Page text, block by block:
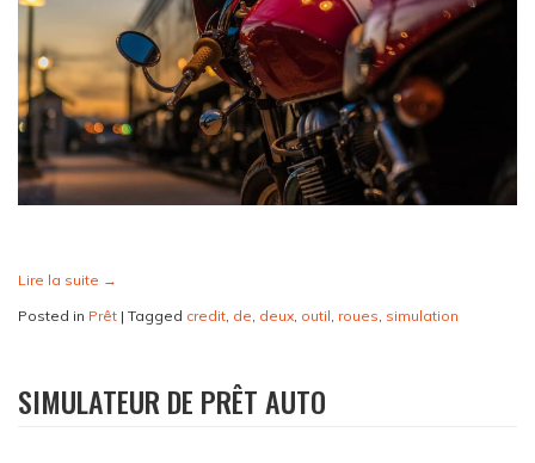
Lire la suite →
Posted in Prêt | Tagged credit de deux outil roues simulation
SIMULATEUR DE PRÊT AUTO